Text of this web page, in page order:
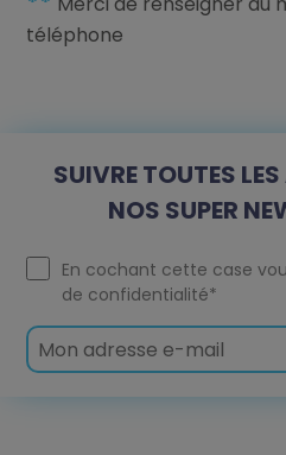
téléphone
SUIVRE TOUTES
NOS SUPER
En cochant cette case
de confidentialité*